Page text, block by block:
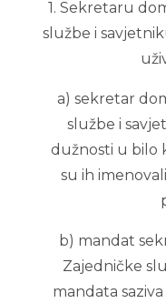
1. Sekretaru
službe i
a) sekretar
službe i
dužnosti u bilo
su ih
b) mandat
Zajedničke
mandata